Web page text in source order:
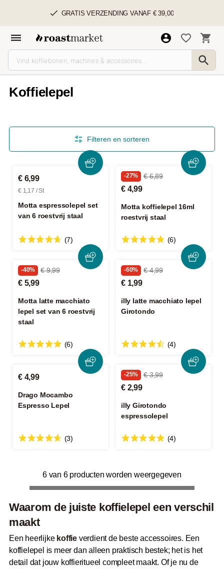
GRATIS VERZENDING VANAF € 39,00
Koffielepel
Filteren en sorteren
€ 6,99
€ 1,17 / St
Motta espressolepel set
van 6 roestvrij staal
(7)
-27% € 6,89
€ 4,99
Motta koffielepel 16ml
roestvrij staal
(6)
-40% € 9,99
€ 5,99
Motta latte macchiato
lepel set van 6 roestvrij
staal
(6)
-60% € 4,99
€ 1,99
illy latte macchiato lepel
Girotondo
(4)
€ 4,99
Drago Mocambo
Espresso Lepel
(3)
-25% € 3,99
€ 2,99
illy Girotondo
espressolepel
(4)
6 van 6 producten worden weergegeven
Waarom de juiste koffielepel een verschil
maakt
Een heerlijke koffie verdient de beste accessoires. Een
koffielepel is meer dan alleen praktisch bestek; het is het
detail dat jouw koffieritueel compleet maakt. Of je nu de